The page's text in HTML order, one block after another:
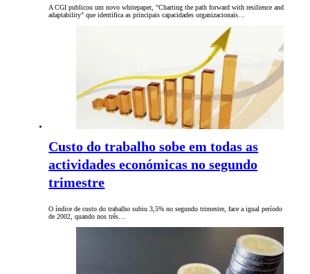
A CGI publicou um novo whitepaper, "Charting the path forward with resilience and
adaptability" que identifica as principais capacidades organizacionais…
Custo do trabalho sobe em todas as
actividades económicas no segundo
trimestre
O índice de custo do trabalho subiu 3,5% no segundo trimestre, face a igual período
de 2002, quando nos três…